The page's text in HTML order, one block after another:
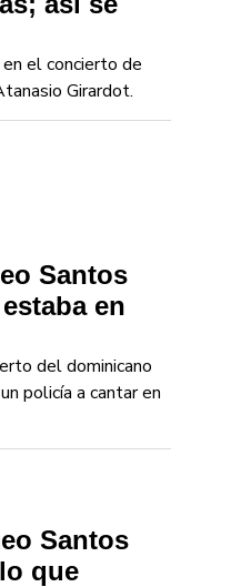
el concierto de
Girardot.
Santos
en
del dominicano
policía a cantar en
Santos
que